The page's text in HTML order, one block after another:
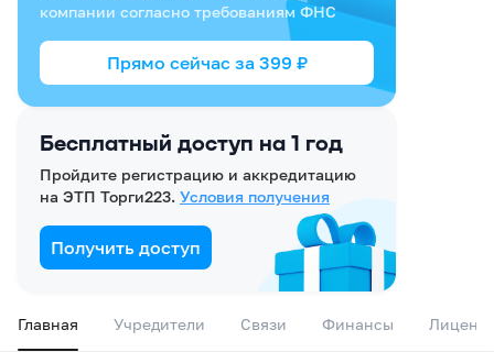
Бесплатный доступ на 1 год
Пройдите регистрацию и аккредитацию
на ЭТП Торги223. Условия получения
Получить доступ
компании согласно требованиям ФНС
Прямо сейчас за 399 ₽
Главная Учредители Связи Финансы